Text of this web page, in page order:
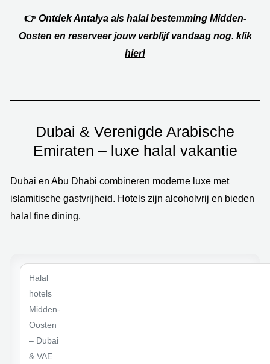
👉 Ontdek Antalya als halal bestemming Midden-
Oosten en reserveer jouw verblijf vandaag nog. klik
hier!
Dubai & Verenigde Arabische
Emiraten – luxe halal vakantie
Dubai en Abu Dhabi combineren moderne luxe met
islamitische gastvrijheid. Hotels zijn alcoholvrij en bieden
halal fine dining.
Halal
hotels
Midden-
Oosten
– Dubai
& VAE